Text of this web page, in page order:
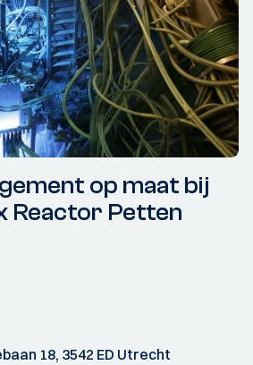
op maat bij
Reactor Petten
18, 3542 ED Utrecht